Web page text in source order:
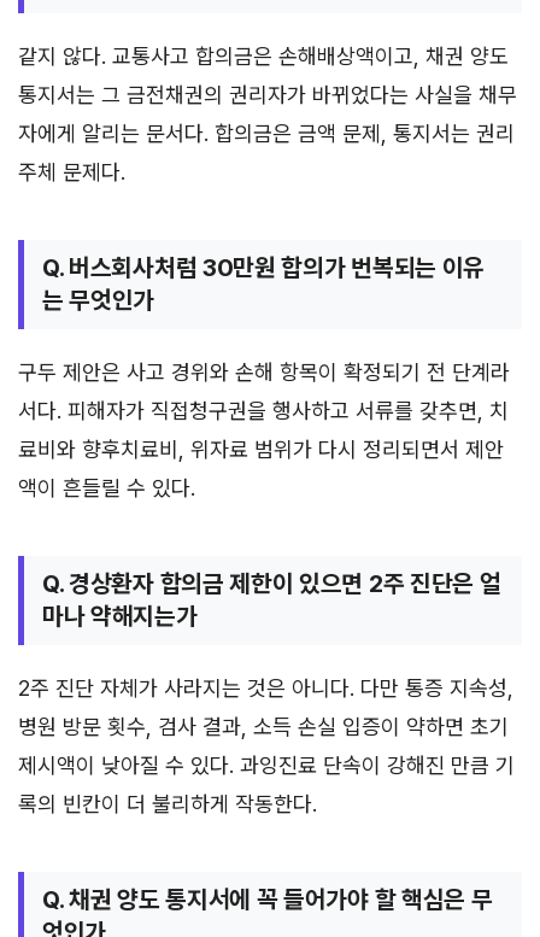
같지 않다. 교통사고 합의금은 손해배상액이고, 채권 양도
통지서는 그 금전채권의 권리자가 바뀌었다는 사실을 채무
자에게 알리는 문서다. 합의금은 금액 문제, 통지서는 권리
주체 문제다.
Q. 버스회사처럼 30만원 합의가 번복되는 이유
는 무엇인가
구두 제안은 사고 경위와 손해 항목이 확정되기 전 단계라
서다. 피해자가 직접청구권을 행사하고 서류를 갖추면, 치
료비와 향후치료비, 위자료 범위가 다시 정리되면서 제안
액이 흔들릴 수 있다.
Q. 경상환자 합의금 제한이 있으면 2주 진단은 얼
마나 약해지는가
2주 진단 자체가 사라지는 것은 아니다. 다만 통증 지속성,
병원 방문 횟수, 검사 결과, 소득 손실 입증이 약하면 초기
제시액이 낮아질 수 있다. 과잉진료 단속이 강해진 만큼 기
록의 빈칸이 더 불리하게 작동한다.
Q. 채권 양도 통지서에 꼭 들어가야 할 핵심은 무